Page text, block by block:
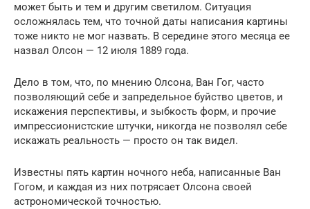
может быть и тем и другим светилом. Ситуация
осложнялась тем, что точной даты написания картины
тоже никто не мог назвать. В середине этого месяца ее
назвал Олсон — 12 июля 1889 года.
Дело в том, что, по мнению Олсона, Ван Гог, часто
позволяющий себе и запредельное буйство цветов, и
искажения перспективы, и зыбкость форм, и прочие
импрессионистские штучки, никогда не позволял себе
искажать реальность — просто он так видел.
Известны пять картин ночного неба, написанные Ван
Гогом, и каждая из них потрясает Олсона своей
астрономической точностью.